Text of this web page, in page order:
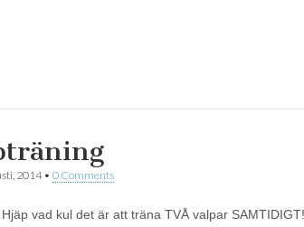
2014• 0 Comments
Hjäp vad kul det är att träna TVÅ valpar